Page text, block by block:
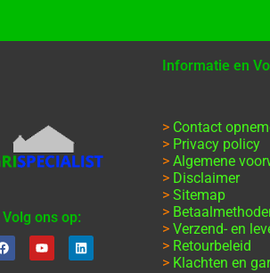
Volg ons op:
Informatie en
> Contact
> Privacy policy
>Algemene
> Disclaimer
>Sitemap
>
>Verzend- en
> Retourbeleid
> Klachten en